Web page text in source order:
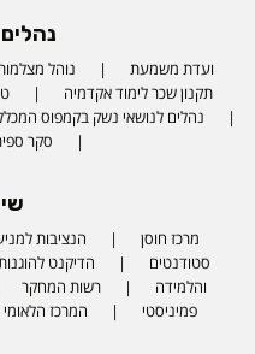
ועדת משמעת נוהל
תקנון שכר לימוד אקדמיה
נהלים לנושאי נשק בקמפוס
סקר
מרכז חוסן הנציבות
סטודנטים
הדיקנט
והלמידה
רשות המחקר
פמיניסטי
המרכז